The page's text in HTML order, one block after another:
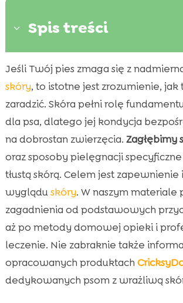
3 Spis treści
 Przyczyny tłustej skóry u psów
 Objawy tłustej skóry u psów
 Wpływ tłustej skóry na
 Diagnoza tłustej skóry u psów
 Domowe sposoby radzenia
skórą psa

Różne rodzaje szamponów dla
skórą
 Pielęgnacja psa z tłustą skórą
 Dieta wpływająca na skórę
 Jakie produkty unikać, gdy pies
skórę

Najlepsze produkty dla psów z
Jeśli Twój pies zmaga się z
skóry, to istotne jest zrozumienie,
zaradzić. Skóra pełni rolę
dla psa, dlatego jej kondycja
na dobrostan zwierzęcia. Zagłębimy
oraz sposoby pielęgnacji
tłustą skórą. Celem jest
wygląduskóry. W naszym materiale
zagadnienia od podstawowych
aż po metody domowej opieki i
leczenie. Nie zabraknie także
opracowanych produktach
dedykowanych psom z wrażliwą